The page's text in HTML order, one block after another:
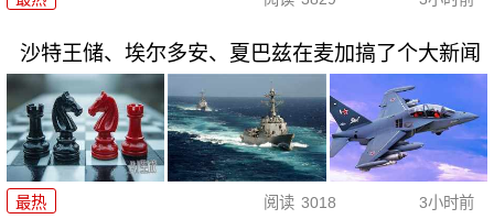
沙特王储、埃尔多安、夏巴兹在麦加搞了个大新闻
最热 阅读 3018 3小时前